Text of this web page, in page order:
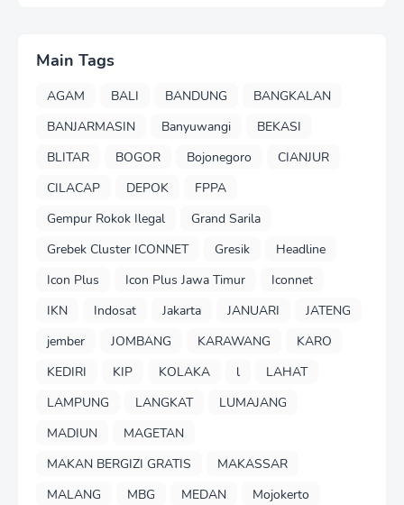
Main Tags
AGAM BALI BANDUNG
BANGKALAN
BANJARMASIN
Banyuwangi
BEKASI
BLITAR
BOGOR Bojonegoro
CIANJUR
CILACAP
DEPOK
FPPA
Gempur Rokok Ilegal
Grand Sarila
Grebek Cluster ICONNET
Gresik
Headline
Icon Plus
Icon Plus Jawa Timur
Iconnet
IKN
Indosat Jakarta JANUARI
JATENG
jember
JOMBANG KARAWANG
KARO
KEDIRI
KIP KOLAKA l
LAHAT
LAMPUNG
LANGKAT
LUMAJANG
MADIUN
MAGETAN
MAKAN BERGIZI GRATIS
MAKASSAR
MALANG
MBG MEDAN
Mojokerto